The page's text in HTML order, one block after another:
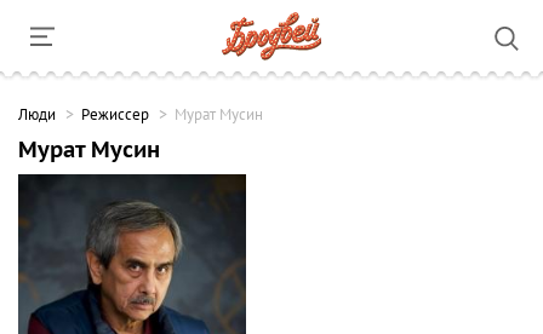
Люди Режиссер Мурат Мусин
Мурат Мусин